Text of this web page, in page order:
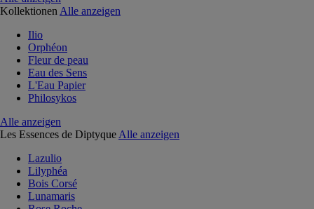
Kollektionen Alle anzeigen
Ilio
Orphéon
Fleur de peau
Eau des Sens
L'Eau Papier
Philosykos
Alle anzeigen
Les Essences de Diptyque Alle anzeigen
Lazulio
Lilyphéa
Bois Corsé
Lunamaris